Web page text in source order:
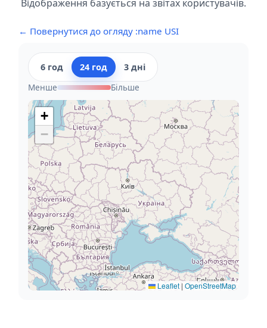
Відображення базується на звітах користувачів.
← Повернутися до огляду :name USI
6 год 24 год
3 дні
Менше
Більше
+
−
Leaflet | OpenStreetMap